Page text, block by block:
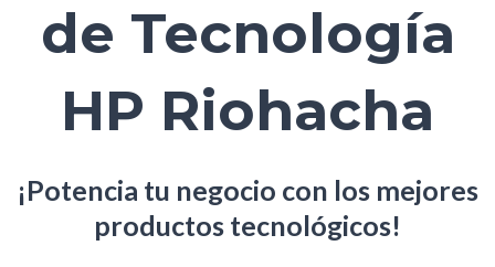
de Tecnología
HP Riohacha
¡Potencia tu negocio con los mejores
productos tecnológicos!